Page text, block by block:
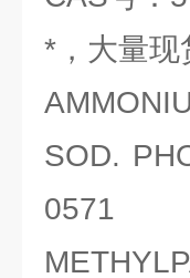
*，大量现
SOD.
0571